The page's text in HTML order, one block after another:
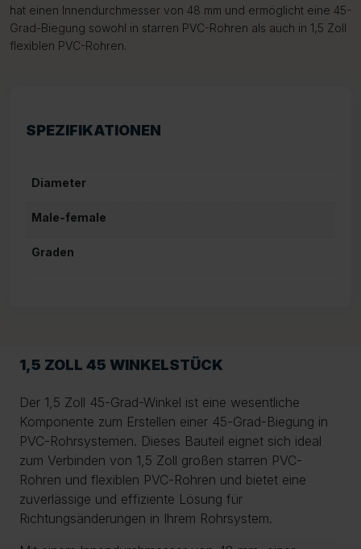
hat einen Innendurchmesser von 48 mm und ermöglicht eine 45-
Grad-Biegung sowohl in starren PVC-Rohren als auch in 1,5 Zoll
flexiblen PVC-Rohren.
SPEZIFIKATIONEN
Diameter
Male-female
Graden
1,5 ZOLL 45 WINKELSTÜCK
Der 1,5 Zoll 45-Grad-Winkel ist eine wesentliche
Komponente zum Erstellen einer 45-Grad-Biegung in
PVC-Rohrsystemen. Dieses Bauteil eignet sich ideal
zum Verbinden von 1,5 Zoll großen starren PVC-
Rohren und flexiblen PVC-Rohren und bietet eine
zuverlässige und effiziente Lösung für
Richtungsänderungen in Ihrem Rohrsystem.